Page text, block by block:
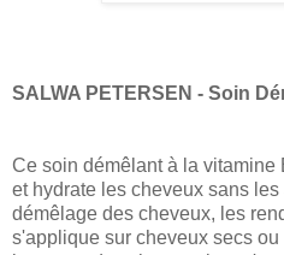
SALWA PETERSEN - Soin
Ce soin démêlant à la
et hydrate les cheveux sans
démêlage des cheveux, les
s'applique sur cheveux secs